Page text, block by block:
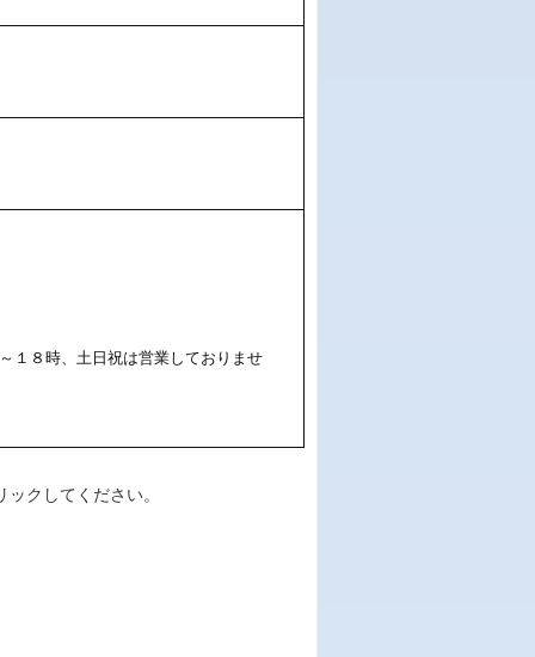
１８時、土日祝は営業しておりませ
クしてください。